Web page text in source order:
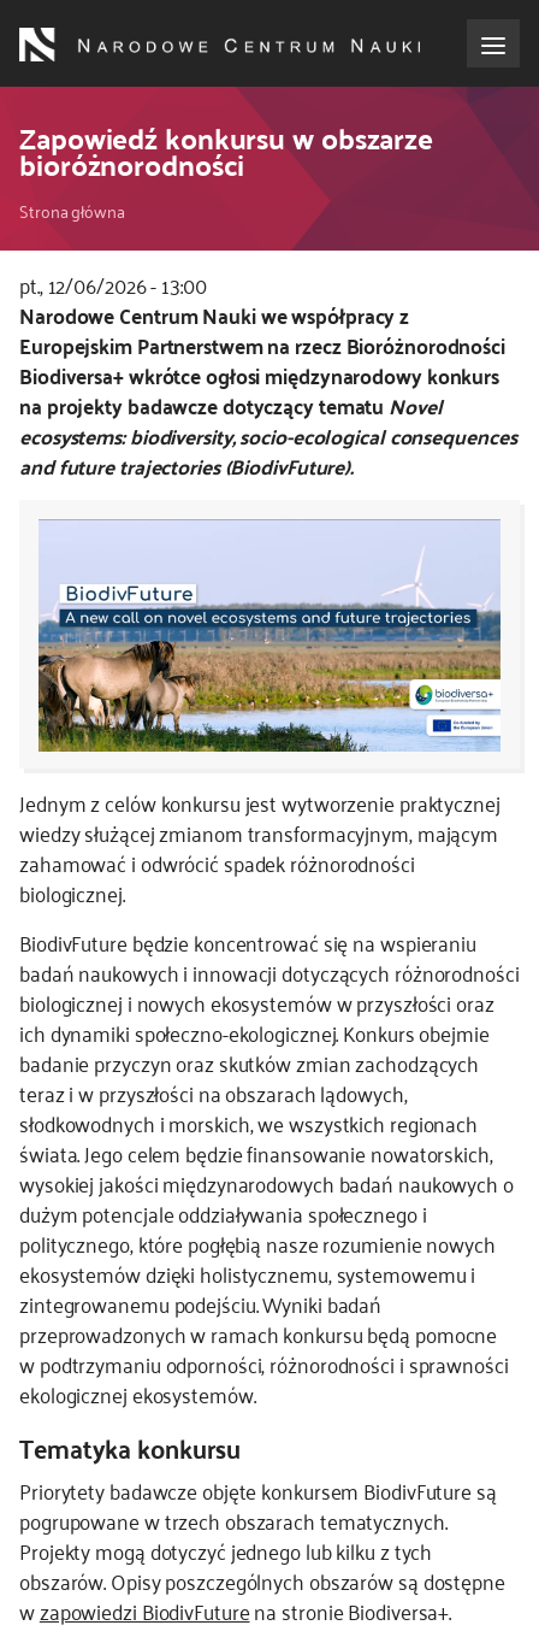
treści
dla wnioskodawców
dla realizujących projekty
dla ekspertów
efekty NCN
współpraca międzynarodowa
nagroda NCN
kontakt
Zapowiedź konkursu w obszarze
bioróżnorodności
Ścieżka
nawigacyjna
Strona główna
pt., 12/06/2026 - 13:00
Kod
CSS
i
JS
Narodowe Centrum Nauki we współpracy z
Europejskim Partnerstwem na rzecz Bioróżnorodności
Biodiversa+ wkrótce ogłosi międzynarodowy konkurs
na projekty badawcze dotyczący tematuNovel
ecosystems: biodiversity, socio-ecological consequences
and future trajectories (BiodivFuture).
Jednym z celów konkursu jest wytworzenie praktycznej
wiedzy służącej zmianom transformacyjnym, mającym
zahamować i odwrócić spadek różnorodności
biologicznej.
BiodivFuture będzie koncentrować się na wspieraniu
badań naukowych i innowacji dotyczących różnorodności
biologicznej i nowych ekosystemów w przyszłości oraz
ich dynamiki społeczno-ekologicznej. Konkurs obejmie
badanie przyczyn oraz skutków zmian zachodzących
teraz i w przyszłości na obszarach lądowych,
słodkowodnych i morskich, we wszystkich regionach
świata. Jego celem będzie finansowanie nowatorskich,
wysokiej jakości międzynarodowych badań naukowych o
dużym potencjale oddziaływania społecznego i
politycznego, które pogłębią nasze rozumienie nowych
ekosystemów dzięki holistycznemu, systemowemu i
zintegrowanemu podejściu. Wyniki badań
przeprowadzonych w ramach konkursu będą pomocne
w podtrzymaniu odporności, różnorodności i sprawności
ekologicznej ekosystemów.
Tematyka konkursu
Priorytety badawcze objęte konkursem BiodivFuture są
pogrupowane w trzech obszarach tematycznych.
Projekty mogą dotyczyć jednego lub kilku z tych
obszarów. Opisy poszczególnych obszarów są dostępne
wzapowiedzi BiodivFuturena stronie Biodiversa+.